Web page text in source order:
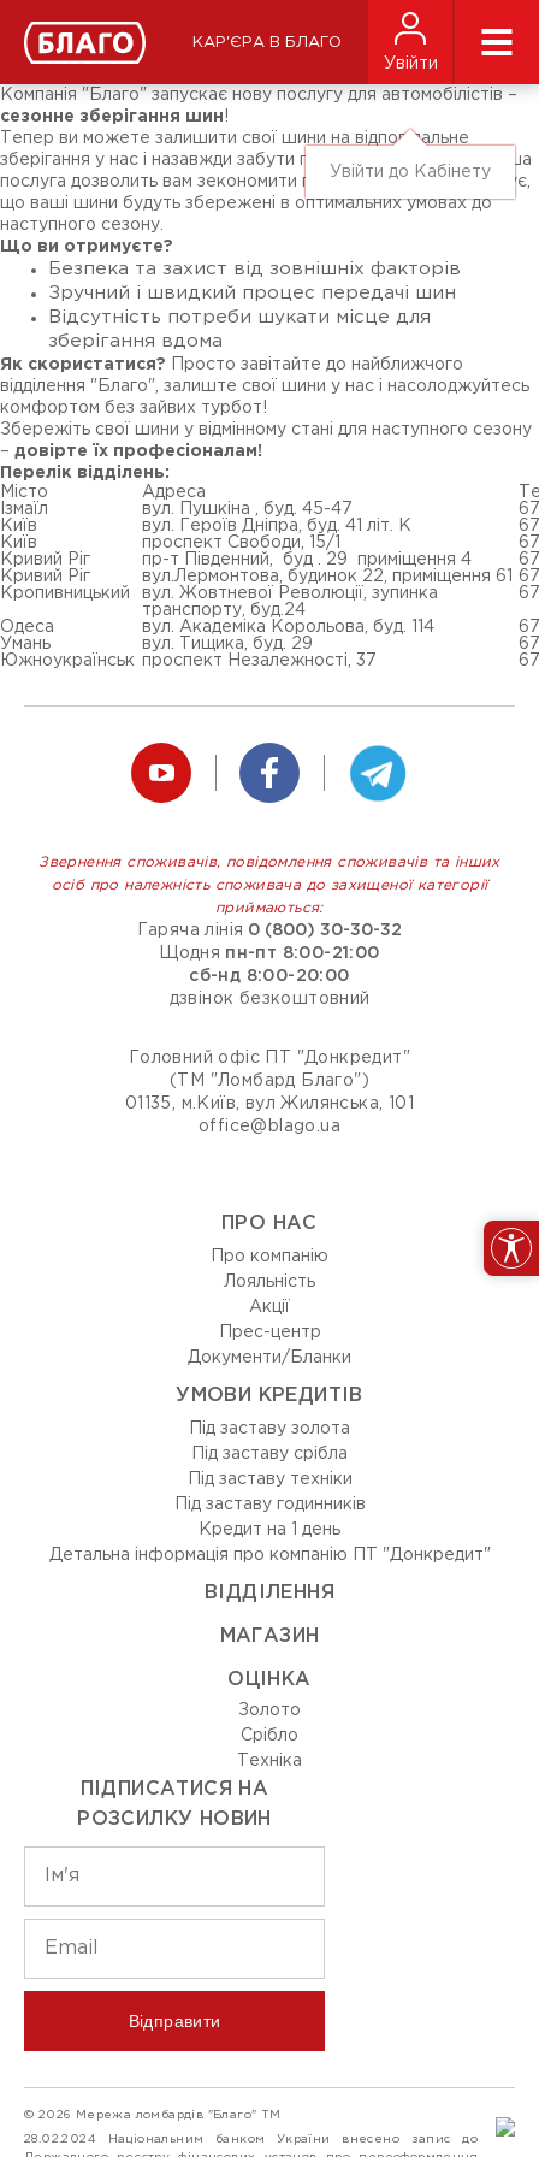
КАР'ЄРА В БЛАГО
Увійти
Увійти до Кабінету
ЗМІ про нас
Підписники соц-мереж
Ярмарки
Компанія "Благо" запускає нову послугу для автомобілістів –
сезонне зберігання шин !
Тепер ви можете залишити свої шини на відповідальне
зберігання у нас і назавжди забути про сезонні турботи! Наша
послуга дозволить вам зекономити простір удома та гарантує,
що ваші шини будуть збережені в оптимальних умовах до
наступного сезону.
Що ви отримуєте?
Безпека та захист від зовнішніх факторів
Зручний і швидкий процес передачі шин
Відсутність потреби шукати місце для
зберігання вдома
Як скористатися? Просто завітайте до найближчого
відділення "Благо", залиште свої шини у нас і насолоджуйтесь
комфортом без зайвих турбот!
Збережіть свої шини у відмінному стані для наступного сезону
– довірте їх професіоналам!
Перелік відділень:
Місто
Адреса
Ізмаїл
вул. Пушкіна , буд. 45-47
Київ
вул. Героїв Дніпра, буд. 41 літ. К
Київ
проспект Свободи, 15/1
Кривий Ріг
пр-т Південний, буд . 29 приміщення 4
Кривий Ріг
вул.Лермонтова, будинок 22, приміщення 61
Кропивницький
вул. Жовтневої Революції, зупинка
транспорту, буд.24
Одеса вул. Академіка Корольова, буд. 114
Умань
вул. Тищика, буд. 29
Южноукраїнськ
проспект Незалежності, 37
Звернення споживачів, повідомлення споживачів та інших
осіб про належність споживача до захищеної категорії
приймаються:
Гаряча лінія 0 (800) 30-30-32
Щодня пн-пт 8:00-21:00
сб-нд 8:00-20:00
дзвінок безкоштовний
Головний офіс ПТ "Донкредит"
(ТМ "Ломбард Благо")
01135, м.Київ, вул Жилянська, 101
office@blago.ua
ПРО НАС
Про компанію
Лояльність
Акції
Прес-центр
Документи/Бланки
УМОВИ КРЕДИТІВ
Під заставу золота
Під заставу срібла
Під заставу техніки
Під заставу годинників
Кредит на 1 день
Детальна інформація про компанію ПТ "Донкредит"
ВIДДIЛЕННЯ
МАГАЗИН
ОЦIНКА
Золото
Срiбло
Технiка
ПІДПИСАТИСЯ НА
РОЗСИЛКУ НОВИН
Відправити
© 2026 Мережа ломбардів "Благо" ТМ
28.02.2024 Національним банком України внесено запис до